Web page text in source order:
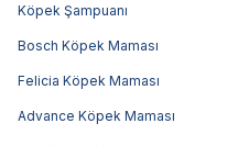
Köpek Şampuanı
Bosch Köpek Maması
Felicia Köpek Maması
Advance Köpek Maması